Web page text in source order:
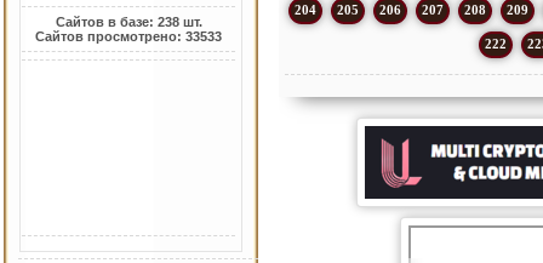
Сайтов в базе: 238 шт.
Сайтов просмотрено: 33533
204 205 206 207 208 209
222